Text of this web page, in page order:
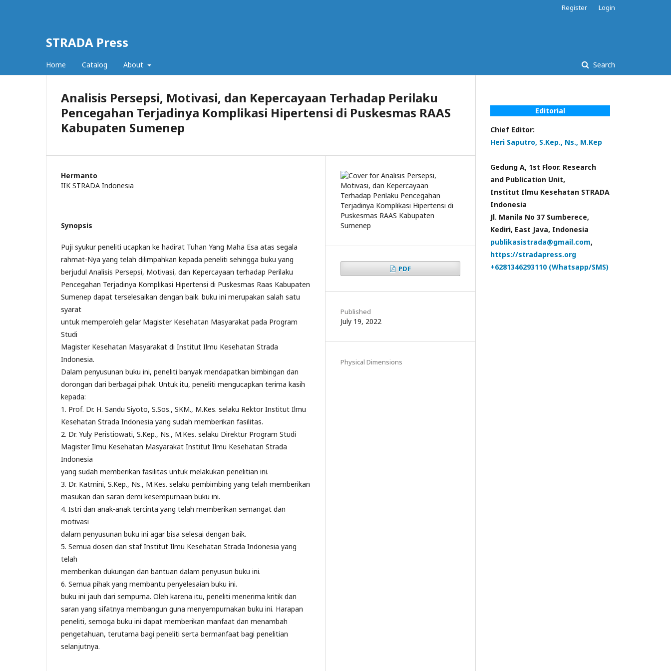
STRADA Press
Home Catalog About Search
Register Login
Analisis Persepsi, Motivasi, dan Kepercayaan Terhadap Perilaku
Pencegahan Terjadinya Komplikasi Hipertensi di Puskesmas RAAS
Kabupaten Sumenep
Hermanto
IIK STRADA Indonesia
Synopsis
Puji syukur peneliti ucapkan ke hadirat Tuhan Yang Maha Esa atas segala
rahmat-Nya yang telah dilimpahkan kepada peneliti sehingga buku yang
berjudul Analisis Persepsi, Motivasi, dan Kepercayaan terhadap Perilaku
Pencegahan Terjadinya Komplikasi Hipertensi di Puskesmas Raas Kabupaten
Sumenep dapat terselesaikan dengan baik. buku ini merupakan salah satu
syarat
untuk memperoleh gelar Magister Kesehatan Masyarakat pada Program
Studi
Magister Kesehatan Masyarakat di Institut Ilmu Kesehatan Strada
Indonesia.
Dalam penyusunan buku ini, peneliti banyak mendapatkan bimbingan dan
dorongan dari berbagai pihak. Untuk itu, peneliti mengucapkan terima kasih
kepada:
1. Prof. Dr. H. Sandu Siyoto, S.Sos., SKM., M.Kes. selaku Rektor Institut Ilmu
Kesehatan Strada Indonesia yang sudah memberikan fasilitas.
2. Dr. Yuly Peristiowati, S.Kep., Ns., M.Kes. selaku Direktur Program Studi
Magister Ilmu Kesehatan Masyarakat Institut Ilmu Kesehatan Strada
Indonesia
yang sudah memberikan fasilitas untuk melakukan penelitian ini.
3. Dr. Katmini, S.Kep., Ns., M.Kes. selaku pembimbing yang telah memberikan
masukan dan saran demi kesempurnaan buku ini.
4. Istri dan anak-anak tercinta yang telah memberikan semangat dan
motivasi
dalam penyusunan buku ini agar bisa selesai dengan baik.
5. Semua dosen dan staf Institut Ilmu Kesehatan Strada Indonesia yang
telah
memberikan dukungan dan bantuan dalam penyusun buku ini.
6. Semua pihak yang membantu penyelesaian buku ini.
buku ini jauh dari sempurna. Oleh karena itu, peneliti menerima kritik dan
saran yang sifatnya membangun guna menyempurnakan buku ini. Harapan
peneliti, semoga buku ini dapat memberikan manfaat dan menambah
pengetahuan, terutama bagi peneliti serta bermanfaat bagi penelitian
selanjutnya.
PDF
Published
July 19, 2022
Physical Dimensions
Editorial
Chief Editor:
Heri Saputro, S.Kep., Ns., M.Kep
Gedung A, 1st Floor. Research
and Publication Unit,
Institut Ilmu Kesehatan STRADA
Indonesia
Jl. Manila No 37 Sumberece,
Kediri, East Java, Indonesia
publikasistrada@gmail.com,
https://stradapress.org
+6281346293110 (Whatsapp/SMS)